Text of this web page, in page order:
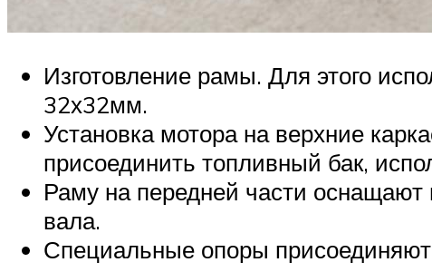
Изготовление рамы. Для этого
32х32мм.
Установка мотора на верхние
присоединить топливный бак,
Раму на передней части
вала.
Специальные опоры